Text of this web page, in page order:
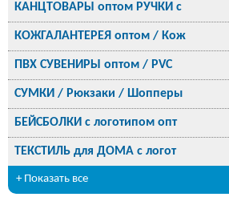
КАНЦТОВАРЫ оптом РУЧКИ с
КОЖГАЛАНТЕРЕЯ оптом / Кож
ПВХ СУВЕНИРЫ оптом / PVC
СУМКИ / Рюкзаки / Шопперы
БЕЙСБОЛКИ с логотипом опт
ТЕКСТИЛЬ для ДОМА с логот
+ Показать все